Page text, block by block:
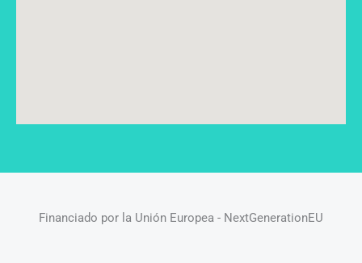
Financiado por la Unión Europea - NextGenerationEU